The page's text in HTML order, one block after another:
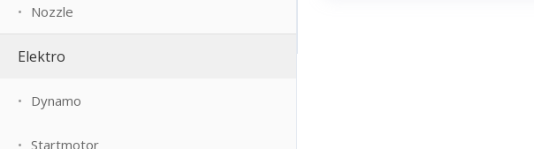
Nozzle
Elektro
Dynamo
Startmotor